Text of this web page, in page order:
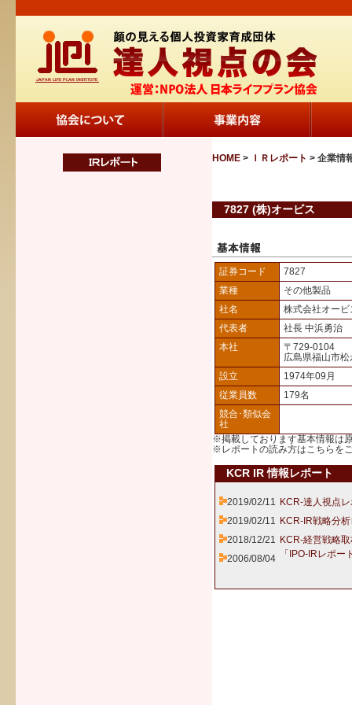
HOME > ＩＲレポート > 企業情
7827 (株)オービス
証券コード
7827
業種
その他製品
社名
株式会社オー
代表者
社長 中浜勇治
本社
〒729-0104
広島県福山市
設立
1974年09月
従業員数
179名
競合･類似会
社
※掲載しております基本情報は
※レポートの読み方はこちら を
KCR IR 情報レポート
2019/02/11 KCR-達人視点
2019/02/11 KCR-IR戦略分
2018/12/21 KCR-経営戦略
2006/08/04
「IPO-IRレポー